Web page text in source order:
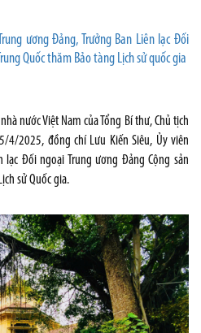
ương Đảng, Trưởng Ban Liên lạc Đối
Quốc thăm Bảo tàng Lịch sử quốc gia
nước Việt Nam của Tổng Bí thư, Chủ tịch
4/2025, đồng chí Lưu Kiến Siêu, Ủy viên
lạc Đối ngoại Trung ương Đảng Cộng sản
sử Quốc gia.